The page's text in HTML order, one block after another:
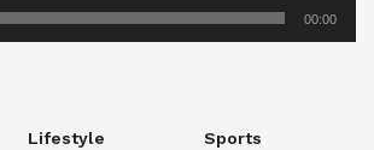
00:00
Lifestyle
Sports